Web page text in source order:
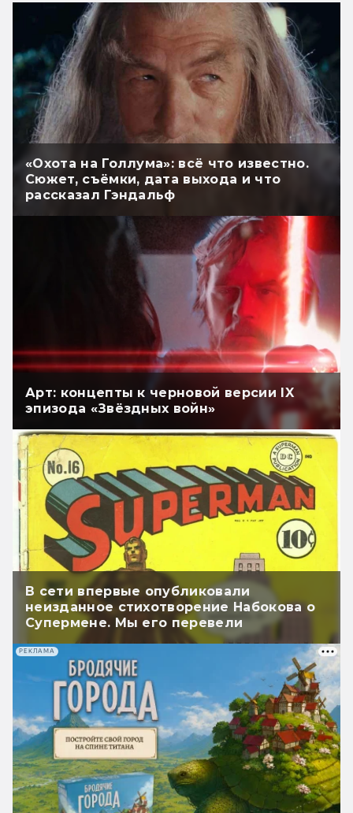
«Охота на Голлума»: всё что известно.
Сюжет, съёмки, дата выхода и что
рассказал Гэндальф
Арт: концепты к черновой версии IX
эпизода «Звёздных войн»
В сети впервые опубликовали
неизданное стихотворение Набокова о
Супермене. Мы его перевели
РЕКЛАМА